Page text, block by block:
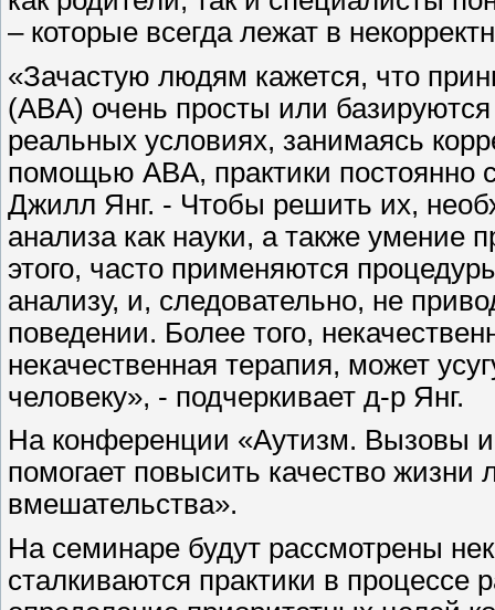
– которые всегда лежат в
«Зачастую людям кажется, что
(ABA) очень просты или
реальных условиях, занимаясь
помощью ABA, практики постоянно
Джилл Янг. - Чтобы решить их,
анализа как науки, а также умение
этого, часто применяются
анализу, и, следовательно, не
поведении. Более того,
некачественная терапия, может
человеку», - подчеркивает д-р Янг.
На конференции «Аутизм. Вызовы
помогает повысить качество
вмешательства».
На семинаре будут рассмотрены
сталкиваются практики в